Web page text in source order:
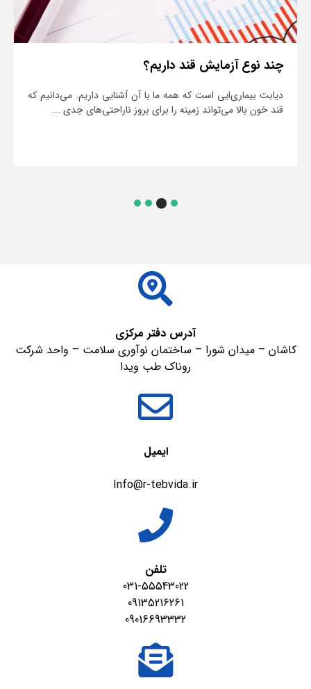
چند نوع آزمایش قند داریم؟
دیابت بیماری‌ایی است که همه ما با آن آشنایی داریم. می‌دانیم که
قند خون بالا می‌تواند زمینه را برای بروز ناراحتی‌های جدی ...
آدرس دفتر مرکزی
کاشان – میدان شورا – ساختمان نوآوری سلامت – واحد شرکت
روناک طب ویدا
ایمیل
Info@r-tebvida.ir
تلفن
031-55543022
09135216261
09016693332